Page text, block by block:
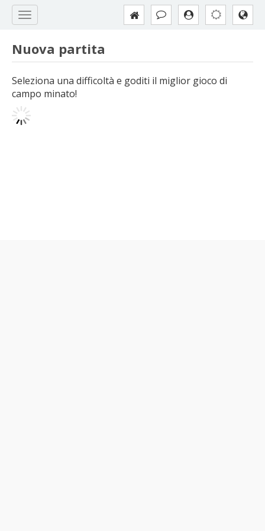
Nuova partita
Seleziona una difficoltà e goditi il miglior gioco di
campo minato!